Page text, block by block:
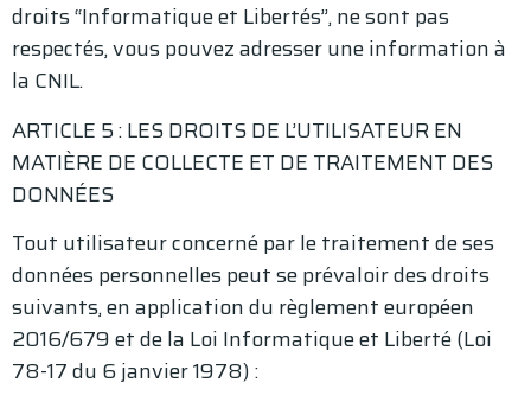
droits “Informatique et Libertés”, ne sont pas
respectés, vous pouvez adresser une information à
la CNIL.
ARTICLE 5 : LES DROITS DE L’UTILISATEUR EN
MATIÈRE DE COLLECTE ET DE TRAITEMENT DES
DONNÉES
Tout utilisateur concerné par le traitement de ses
données personnelles peut se prévaloir des droits
suivants, en application du règlement européen
2016/679 et de la Loi Informatique et Liberté (Loi
78-17 du 6 janvier 1978) :